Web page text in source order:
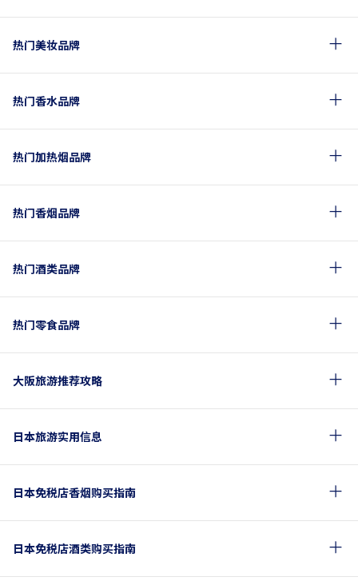
热门美妆品牌
热门香水品牌
热门加热烟品牌
热门香烟品牌
热门酒类品牌
热门零食品牌
大阪旅游推荐攻略
日本旅游实用信息
日本免税店香烟购买指南
日本免税店酒类购买指南